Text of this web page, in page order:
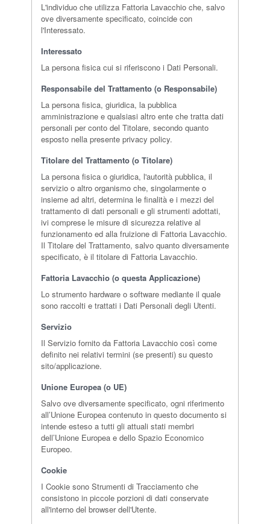
L'individuo che utilizza Fattoria Lavacchio che, salvo
ove diversamente specificato, coincide con
l'Interessato.
Interessato
La persona fisica cui si riferiscono i Dati Personali.
Responsabile del Trattamento (o Responsabile)
La persona fisica, giuridica, la pubblica
amministrazione e qualsiasi altro ente che tratta dati
personali per conto del Titolare, secondo quanto
esposto nella presente privacy policy.
Titolare del Trattamento (o Titolare)
La persona fisica o giuridica, l'autorità pubblica, il
servizio o altro organismo che, singolarmente o
insieme ad altri, determina le finalità e i mezzi del
trattamento di dati personali e gli strumenti adottati,
ivi comprese le misure di sicurezza relative al
funzionamento ed alla fruizione di Fattoria Lavacchio.
Il Titolare del Trattamento, salvo quanto diversamente
specificato, è il titolare di Fattoria Lavacchio.
Fattoria Lavacchio (o questa Applicazione)
Lo strumento hardware o software mediante il quale
sono raccolti e trattati i Dati Personali degli Utenti.
Servizio
Il Servizio fornito da Fattoria Lavacchio così come
definito nei relativi termini (se presenti) su questo
sito/applicazione.
Unione Europea (o UE)
Salvo ove diversamente specificato, ogni riferimento
all’Unione Europea contenuto in questo documento si
intende esteso a tutti gli attuali stati membri
dell’Unione Europea e dello Spazio Economico
Europeo.
Cookie
I Cookie sono Strumenti di Tracciamento che
consistono in piccole porzioni di dati conservate
all'interno del browser dell'Utente.